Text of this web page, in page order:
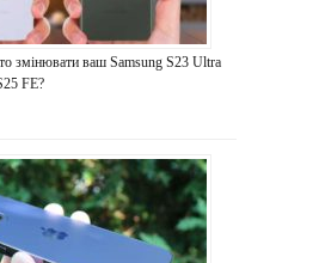
змінювати ваш Samsung S23 Ultra
FE?